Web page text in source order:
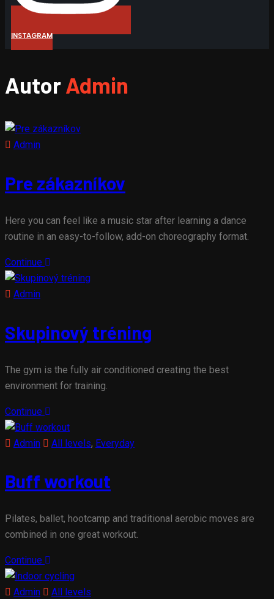
INSTAGRAM
AutorAdmin
Admin
Pre zákazníkov
Here you can feel like a music star after learning a dance
routine in an easy-to-follow, add-on choreography format.
Continue
Admin
Skupinový tréning
The gym is the fully air conditioned creating the best
environment for training.
Continue
Admin All levels, Everyday
Buff workout
Pilates, ballet, hootcamp and traditional aerobic moves are
combined in one great workout.
Continue
Admin All levels